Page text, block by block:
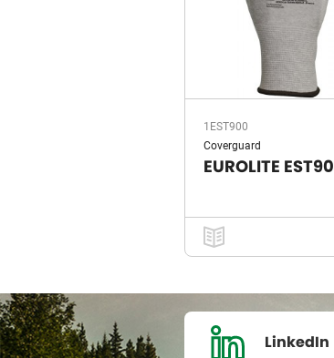
1EST900
Coverguard
EUROLITE EST90
LinkedIn